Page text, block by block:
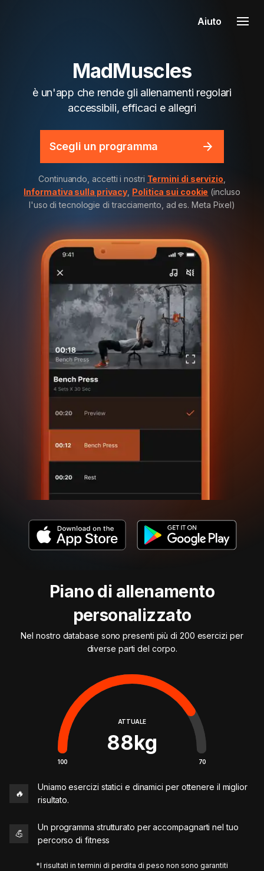
Aiuto
MadMuscles
è un'app che rende gli allenamenti regolari
accessibili, efficaci e allegri
Scegli un programma
Continuando, accetti i nostri Termini di servizio
Informativa sulla privacy Politica sui cookie (incluso
l'uso di tecnologie di tracciamento, ad es. Meta Pixel)
Piano di allenamento
personalizzato
Nel nostro database sono presenti più di 200 esercizi per
diverse parti del corpo.
ATTUALE
88kg
100 70
🔥
Uniamo esercizi statici e dinamici per ottenere il miglior
risultato.
💪
Un programma strutturato per accompagnarti nel tuo
percorso di fitness
*I risultati in termini di perdita di peso non sono garantiti